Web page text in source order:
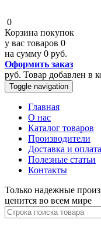
0
Корзина покупок
у вас товаров 0
на сумму 0 руб.
Оформить заказ
руб. Товар добавлен в
Toggle navigation
Главная
О нас
Каталог товаров
Производители
Доставка и оплата
Полезные статьи
Контакты
Только надежные
ценится во всем мире